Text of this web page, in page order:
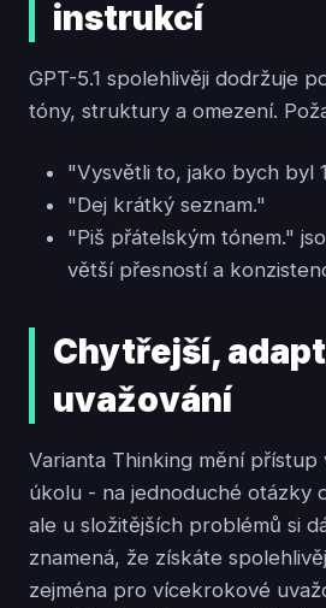
instrukcí
GPT-5.1 spolehlivěji dodržuje
tóny, struktury a omezení.
"Vysvětli to, jako bych byl
"Dej krátký seznam."
"Piš přátelským tónem."
větší přesností a
Chytřejší,
uvažování
Varianta Thinking mění přístup
úkolu - na jednoduché otázky
ale u složitějších problémů si
znamená, že získáte
zejména pro vícekrokové